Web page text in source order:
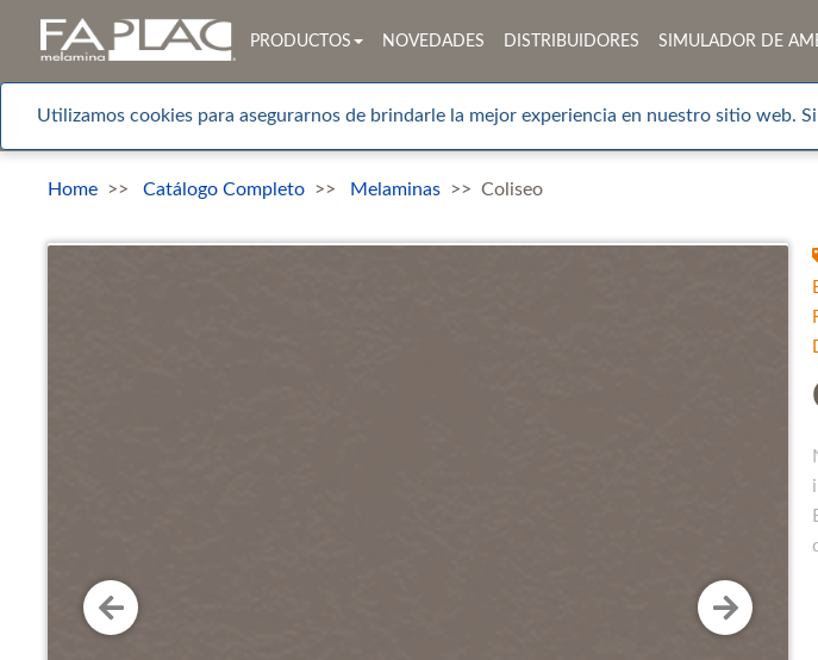
PRODUCTOS NOVEDADES DISTRIBUIDORES SIMULADOR DE
Utilizamos cookies para asegurarnos de brindarle la mejor experiencia en nuestro sitio web.
Home Catálogo Completo Melaminas Coliseo